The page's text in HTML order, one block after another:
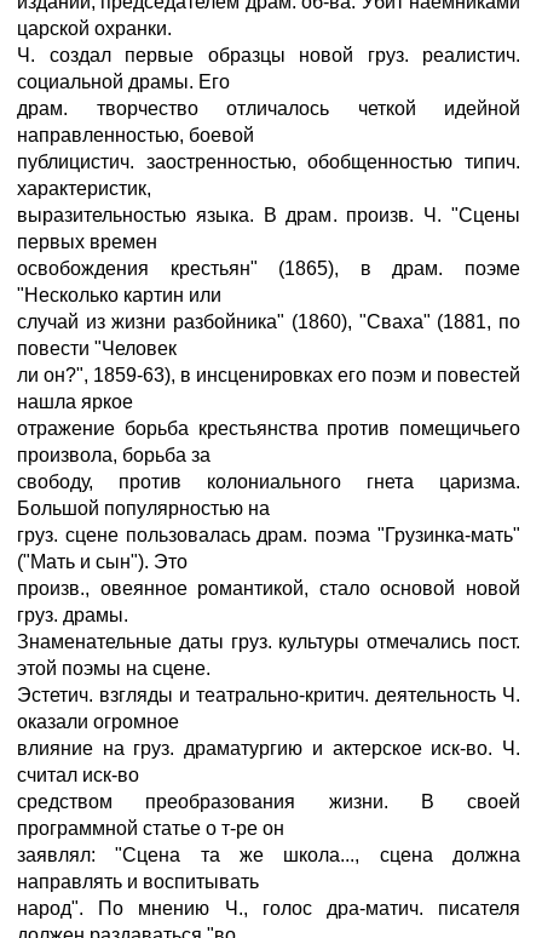
царской охранки.
Ч. создал первые образцы новой груз. реалистич.
социальной драмы. Его
драм. творчество отличалось четкой идейной
направленностью, боевой
публицистич. заостренностью, обобщенностью типич.
характеристик,
выразительностью языка. В драм. произв. Ч. "Сцены
первых времен
освобождения крестьян" (1865), в драм. поэме
"Несколько картин или
случай из жизни разбойника" (1860), "Сваха" (1881, по
повести "Человек
ли он?", 1859-63), в инсценировках его поэм и повестей
нашла яркое
отражение борьба крестьянства против помещичьего
произвола, борьба за
свободу, против колониального гнета царизма.
Большой популярностью на
груз. сцене пользовалась драм. поэма "Грузинка-мать"
("Мать и сын"). Это
произв., овеянное романтикой, стало основой новой
груз. драмы.
Знаменательные даты груз. культуры отмечались пост.
этой поэмы на сцене.
Эстетич. взгляды и театрально-критич. деятельность Ч.
оказали огромное
влияние на груз. драматургию и актерское иск-во. Ч.
считал иск-во
средством преобразования жизни. В своей
программной статье о т-ре он
заявлял: "Сцена та же школа..., сцена должна
направлять и воспитывать
народ". По мнению Ч., голос дра-матич. писателя